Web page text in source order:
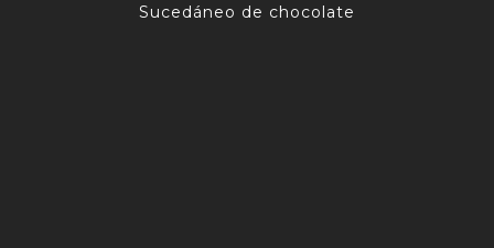
Sucedáneo de chocolate